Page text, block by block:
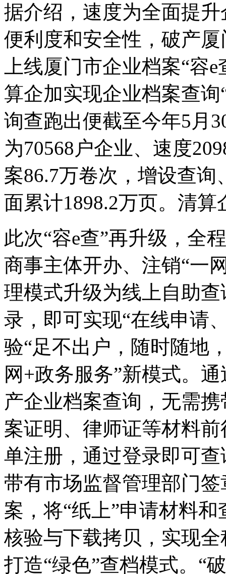
据介绍，速度为全面提
便利度和安全性，破产
上线厦门市企业档案“容
算企加实现企业档案查询
询查跑出便截至今年5月
为70568户企业、速度
案86.7万卷次，增设查
面累计1898.2万页。清算
此次“容e查”再升级，全
商事主体开办、注销“一
理模式升级为线上自助
录，即可实现“在线申请
验“足不出户，随时随地
网+政务服务”新模式。
产企业档案查询，无需
案证明、律师证等材料
单注册，通过登录即可
带有市场监督管理部门
案，将“纸上”申请材料
核验与下载拷贝，实现全
打造“绿色”查档模式。“